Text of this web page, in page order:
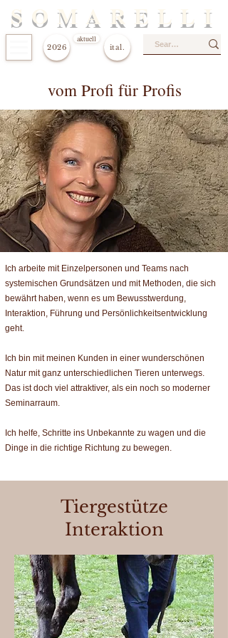
2026
aktuell
ital.
S O M A R E L L I
vom Profi für Profis
Ich arbeite mit Einzelpersonen und Teams nach
systemischen Grundsätzen und mit Methoden, die sich
bewährt haben, wenn es um Bewusstwerdung,
Interaktion, Führung und Persönlichkeitsentwicklung
geht.
Ich bin mit meinen Kunden in einer wunderschönen
Natur mit ganz unterschiedlichen Tieren unterwegs.
Das ist doch viel attraktiver, als ein noch so moderner
Seminarraum.
Ich helfe, Schritte ins Unbekannte zu wagen und die
Dinge in die richtige Richtung zu bewegen.
Tiergestütze
Interaktion